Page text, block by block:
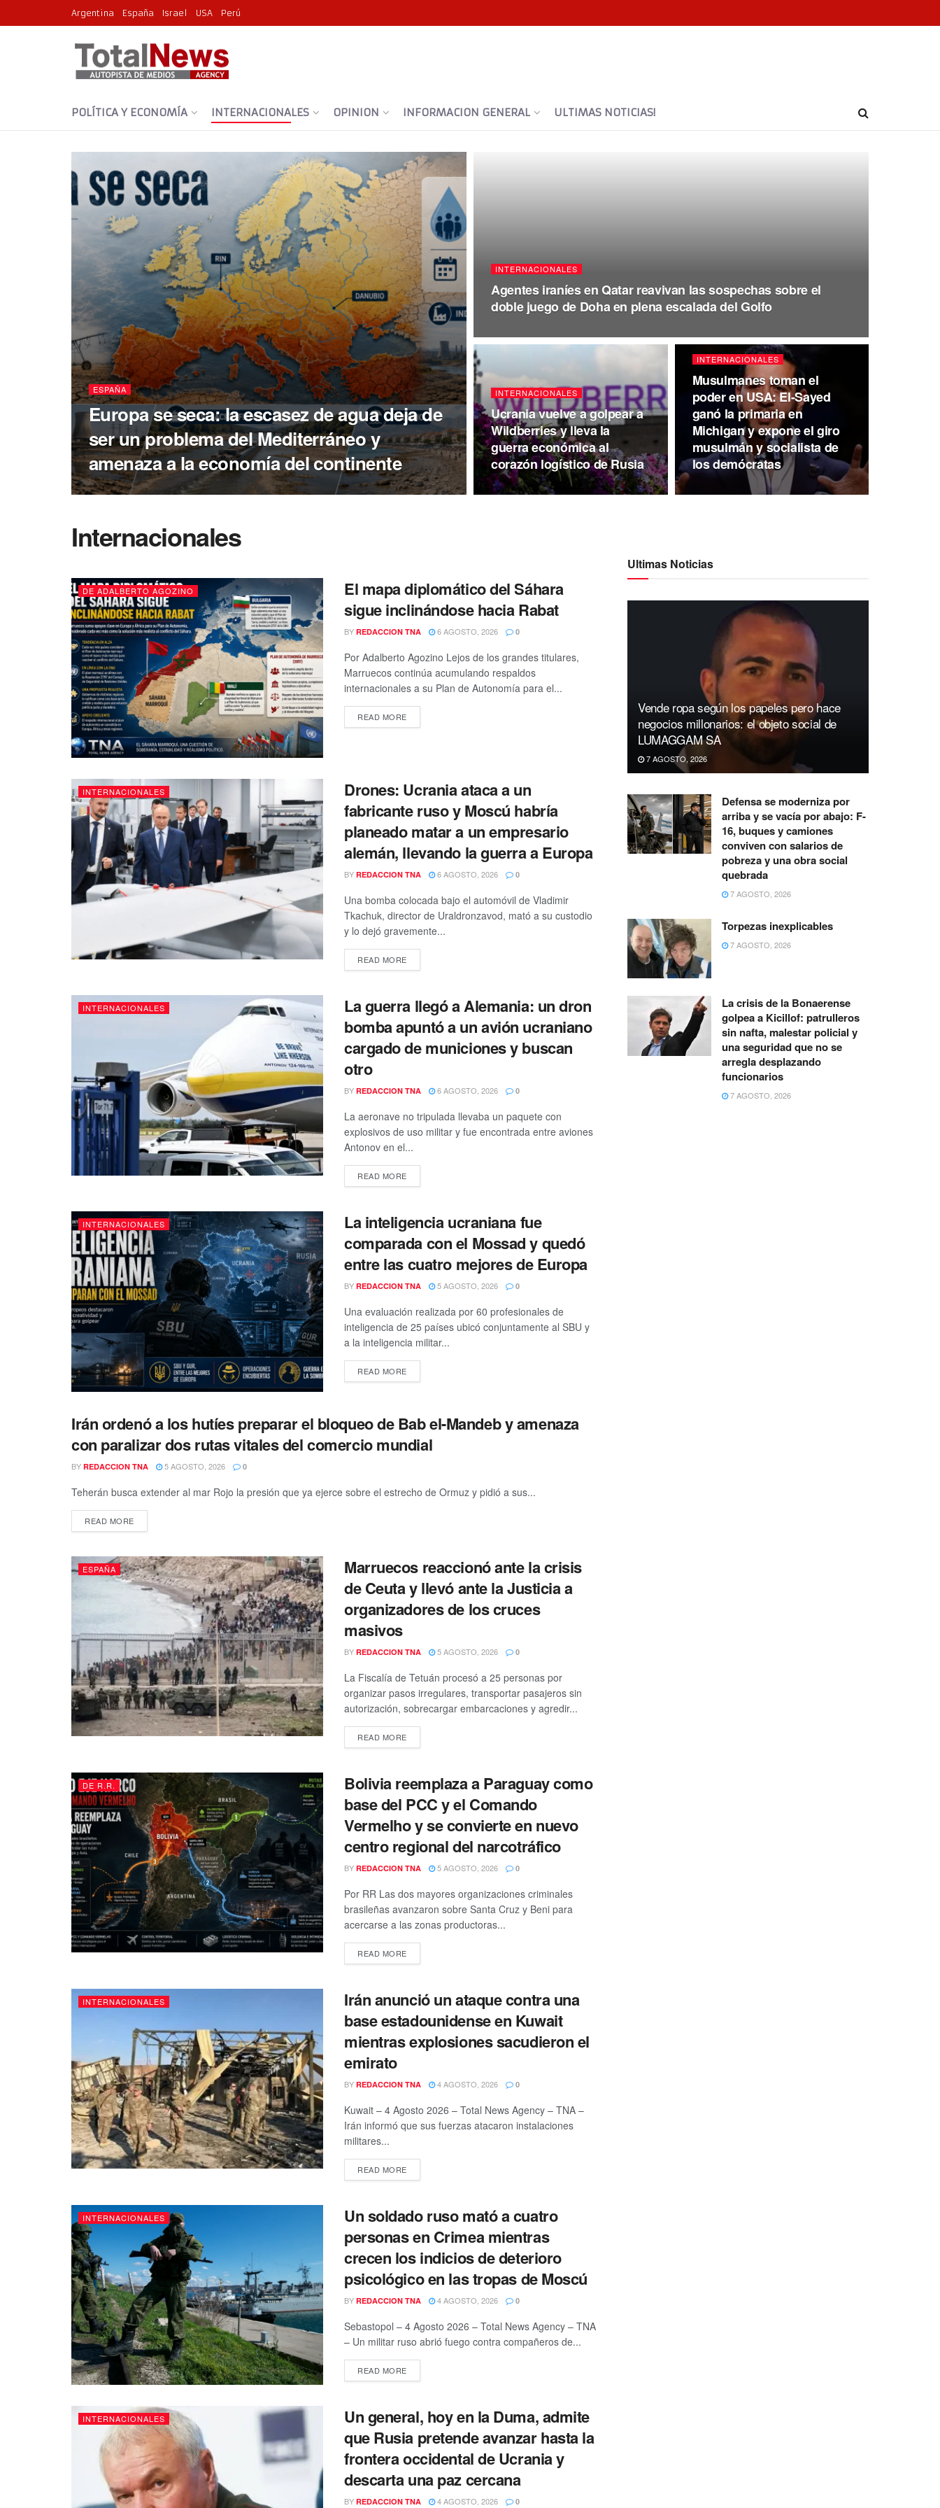
Argentina España Israel USA Perú
POLÍTICA Y ECONOMÍA INTERNACIONALES OPINION INFORMACION GENERAL ULTIMAS NOTICIAS!
ESPAÑA
Europa se seca: la escasez de agua deja de
ser un problema del Mediterráneo y
amenaza a la economía del continente
INTERNACIONALES
Agentes iraníes en Qatar reavivan las sospechas sobre el
doble juego de Doha en plena escalada del Golfo
INTERNACIONALES
Ucrania vuelve a golpear a
Wildberries y lleva la
guerra económica al
corazón logístico de Rusia
INTERNACIONALES
Musulmanes toman el
poder en USA: El-Sayed
ganó la primaria en
Michigan y expone el giro
musulmán y socialista de
los demócratas
Internacionales
DE ADALBERTO AGOZINO
El mapa diplomático del Sáhara
sigue inclinándose hacia Rabat
BY REDACCION TNA 6 AGOSTO, 2026 0
Por Adalberto Agozino Lejos de los grandes titulares,
Marruecos continúa acumulando respaldos
internacionales a su Plan de Autonomía para el...
READ MOREDETAILS
INTERNACIONALES
Drones: Ucrania ataca a un
fabricante ruso y Moscú habría
planeado matar a un empresario
alemán, llevando la guerra a Europa
BY REDACCION TNA 6 AGOSTO, 2026 0
Una bomba colocada bajo el automóvil de Vladimir
Tkachuk, director de Uraldronzavod, mató a su custodio
y lo dejó gravemente...
READ MOREDETAILS
INTERNACIONALES
La guerra llegó a Alemania: un dron
bomba apuntó a un avión ucraniano
cargado de municiones y buscan
otro
BY REDACCION TNA 6 AGOSTO, 2026 0
La aeronave no tripulada llevaba un paquete con
explosivos de uso militar y fue encontrada entre aviones
Antonov en el...
READ MOREDETAILS
INTERNACIONALES
La inteligencia ucraniana fue
comparada con el Mossad y quedó
entre las cuatro mejores de Europa
BY REDACCION TNA 5 AGOSTO, 2026 0
Una evaluación realizada por 60 profesionales de
inteligencia de 25 países ubicó conjuntamente al SBU y
a la inteligencia militar...
READ MOREDETAILS
INTERNACIONALES
Irán ordenó a los hutíes preparar el bloqueo de Bab el-Mandeb y amenaza
con paralizar dos rutas vitales del comercio mundial
BY REDACCION TNA 5 AGOSTO, 2026 0
Teherán busca extender al mar Rojo la presión que ya ejerce sobre el estrecho de Ormuz y pidió a sus...
READ MOREDETAILS
ESPAÑA
Marruecos reaccionó ante la crisis
de Ceuta y llevó ante la Justicia a
organizadores de los cruces
masivos
BY REDACCION TNA 5 AGOSTO, 2026 0
La Fiscalía de Tetuán procesó a 25 personas por
organizar pasos irregulares, transportar pasajeros sin
autorización, sobrecargar embarcaciones y agredir...
READ MOREDETAILS
DE R.R.
Bolivia reemplaza a Paraguay como
base del PCC y el Comando
Vermelho y se convierte en nuevo
centro regional del narcotráfico
BY REDACCION TNA 5 AGOSTO, 2026 0
Por RR Las dos mayores organizaciones criminales
brasileñas avanzaron sobre Santa Cruz y Beni para
acercarse a las zonas productoras...
READ MOREDETAILS
INTERNACIONALES
Irán anunció un ataque contra una
base estadounidense en Kuwait
mientras explosiones sacudieron el
emirato
BY REDACCION TNA 4 AGOSTO, 2026 0
Kuwait – 4 Agosto 2026 – Total News Agency – TNA –
Irán informó que sus fuerzas atacaron instalaciones
militares...
READ MOREDETAILS
INTERNACIONALES
Un soldado ruso mató a cuatro
personas en Crimea mientras
crecen los indicios de deterioro
psicológico en las tropas de Moscú
BY REDACCION TNA 4 AGOSTO, 2026 0
Sebastopol – 4 Agosto 2026 – Total News Agency – TNA
– Un militar ruso abrió fuego contra compañeros de...
READ MOREDETAILS
INTERNACIONALES
Un general, hoy en la Duma, admite
que Rusia pretende avanzar hasta la
frontera occidental de Ucrania y
descarta una paz cercana
BY REDACCION TNA 4 AGOSTO, 2026 0
Ultimas Noticias
Vende ropa según los papeles pero hace
negocios millonarios: el objeto social de
LUMAGGAM SA
7 AGOSTO, 2026
Defensa se moderniza por
arriba y se vacía por abajo: F-
16, buques y camiones
conviven con salarios de
pobreza y una obra social
quebrada
7 AGOSTO, 2026
Torpezas inexplicables
7 AGOSTO, 2026
La crisis de la Bonaerense
golpea a Kicillof: patrulleros
sin nafta, malestar policial y
una seguridad que no se
arregla desplazando
funcionarios
7 AGOSTO, 2026